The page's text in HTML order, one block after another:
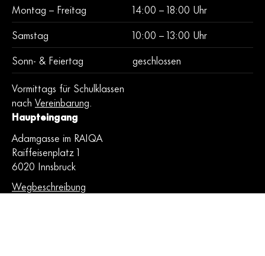
zum Newsletter anmelden
Montag – Freitag
14:00 – 18:00 Uhr
Samstag
10:00 – 13:00 Uhr
Sonn- & Feiertag
geschlossen
Vormittags für Schulklassen
nach Vereinbarung
Haupteingang
Adamgasse im RAIQA
Raiffeisenplatz 1
6020 Innsbruck
Wegbeschreibung